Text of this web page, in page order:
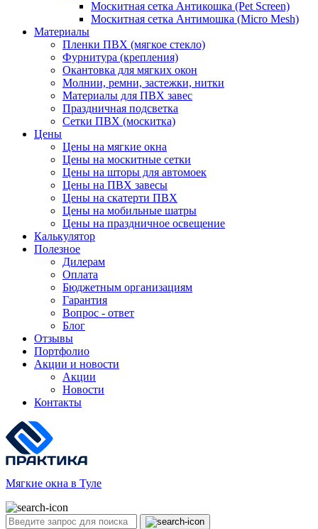
Москитная сетка Антикошка (Pet Screen)
Москитная сетка Антимошка (Micro Mesh)
Материалы
Пленки ПВХ (мягкое стекло)
Фурнитура (крепления)
Окантовка для мягких окон
Молнии, ремни, застежки, нитки
Материалы для ПВХ завес
Праздничная подсветка
Сетки ПВХ (москитка)
Цены
Цены на мягкие окна
Цены на москитные сетки
Цены на шторы для автомоек
Цены на ПВХ завесы
Цены на скатерти ПВХ
Цены на мобильные шатры
Цены на праздничное освещение
Калькулятор
Полезное
Дилерам
Оплата
Бюджетным организациям
Гарантия
Вопрос - ответ
Блог
Отзывы
Портфолио
Акции и новости
Акции
Новости
Контакты
Мягкие окна в Туле